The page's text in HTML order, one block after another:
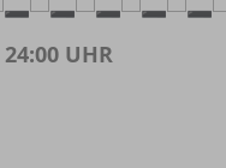
UHR⁣⁣